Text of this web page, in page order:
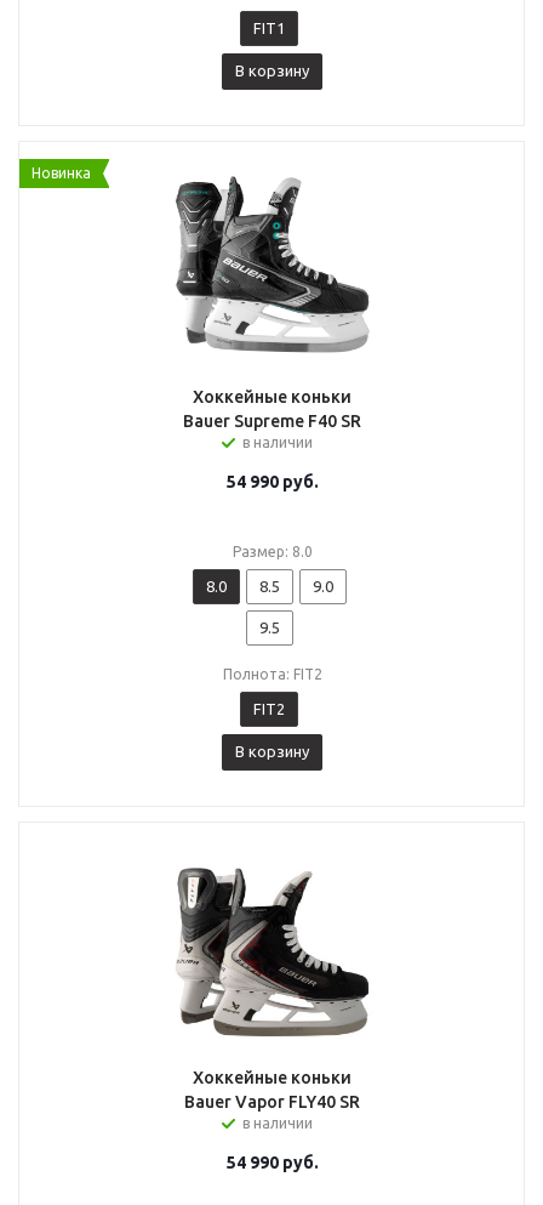
FIT1
В корзину
Новинка
Хоккейные коньки
Bauer Supreme F40 SR
в наличии
54 990руб.
Размер: 8.0
8.0 8.5 9.0
9.5
Полнота: FIT2
FIT2
В корзину
Хоккейные коньки
Bauer Vapor FLY40 SR
в наличии
54 990руб.